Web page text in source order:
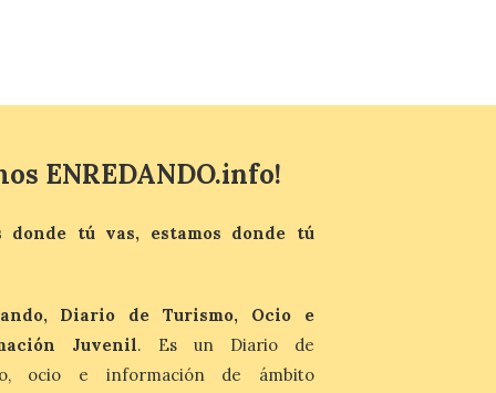
precolombino’ y ‘Mundus
Ambas exposiciones se
podrán visitar hasta el 30
apertura es de martes a
domingo, de 11:30 a 13:30 horas y de 18:00
a 21:00 horas. La Sala de San Eloy […]
ENREDANDO.info!
donde tú vas, estamos donde tú
Diario de Turismo, Ocio e
Juvenil. Es un Diario de
ocio e información de ámbito